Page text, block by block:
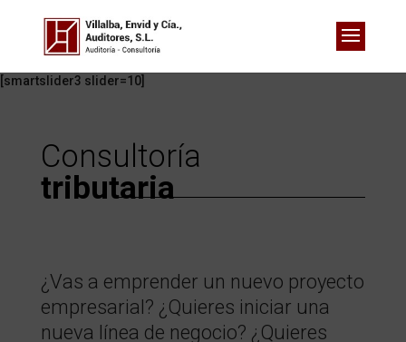
[smartslider3 slider=10]
Consultoría
tributaria
¿Vas a emprender un nuevo proyecto
empresarial? ¿Quieres iniciar una
nueva línea de negocio? ¿Quieres